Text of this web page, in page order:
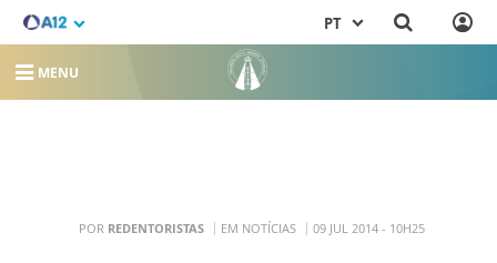
PT
MENU
POR REDENTORISTAS EM NOTÍCIAS 09 JUL 2014 - 10H25